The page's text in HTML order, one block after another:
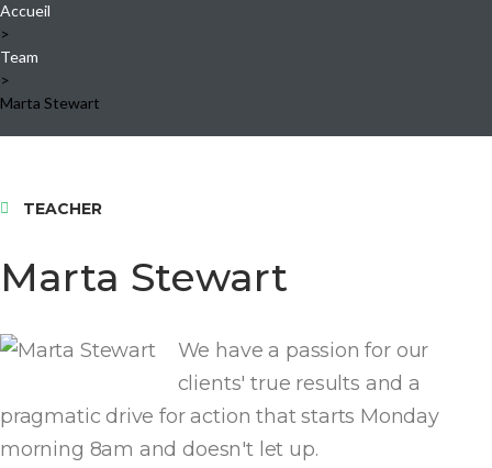
Accueil
>
Team
>
Marta Stewart
TEACHER
Marta Stewart
We have a passion for our
clients' true results and a
pragmatic drive for action that starts Monday
morning 8am and doesn't let up.